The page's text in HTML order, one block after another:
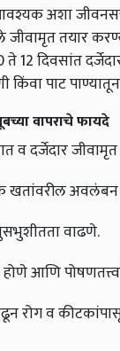
अशा
तयार
12 दिवसांत
किंवा पाट
वापराचे फायदे
व दर्जेदार
खतांवरील
वाढणे.
आणि
रोग व